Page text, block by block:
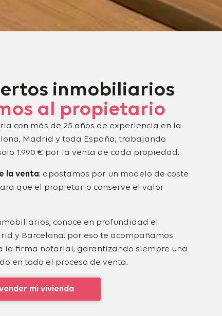
inmobiliarios
al propietario
con más de 25 años de experiencia en la
Madrid y toda España, trabajando
1.990 € por la venta de cada propiedad.
la venta: apostamos por un modelo de coste
que el propietario conserve el valor
conoce en profundidad el
y Barcelona: por eso te acompañamos
la firma notarial, garantizando siempre una
en todo el proceso de venta.
mi vivienda